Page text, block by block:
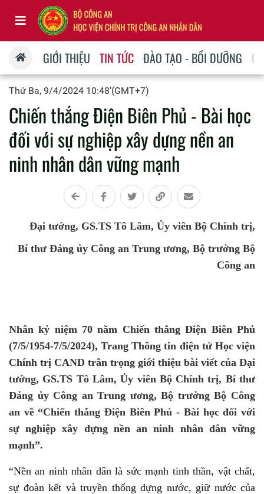
GIỚI THIỆU TIN TỨC ĐÀO TẠO - BỒI DƯỠNG
Thứ Ba, 9/4/2024 10:48'(GMT+7)
Chiến thắng Điện Biên Phủ - Bài học
đối với sự nghiệp xây dựng nền an
ninh nhân dân vững mạnh
Đại tướng, GS.TS Tô Lâm, Ủy viên Bộ Chính trị,
Bí thư Đảng ủy Công an Trung ương, Bộ trưởng Bộ
Công an
Nhân kỷ niệm 70 năm Chiến thắng Điện Biên Phủ
(7/5/1954-7/5/2024), Trang Thông tin điện tử Học viện
Chính trị CAND trân trọng giới thiệu bài viết của Đại
tướng, GS.TS Tô Lâm, Ủy viên Bộ Chính trị, Bí thư
Đảng ủy Công an Trung ương, Bộ trưởng Bộ Công
an về “Chiến thắng Điện Biên Phủ - Bài học đối với
sự nghiệp xây dựng nền an ninh nhân dân vững
mạnh”.
“Nền an ninh nhân dân là sức mạnh tinh thần, vật chất,
sự đoàn kết và truyền thống dựng nước, giữ nước của